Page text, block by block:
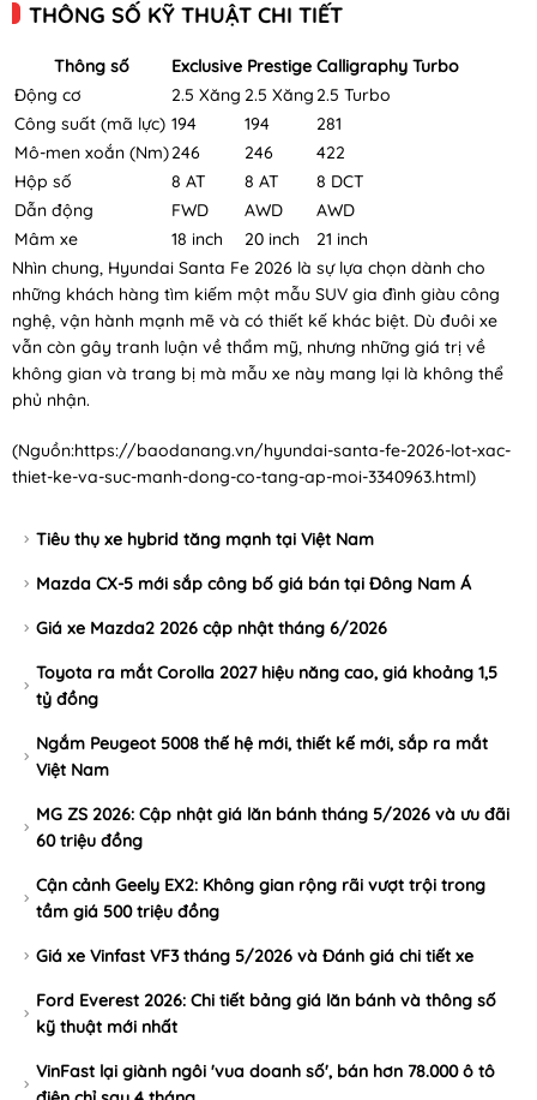
THÔNG SỐ KỸ THUẬT CHI TIẾT
Thông số Exclusive Prestige Calligraphy Turbo
Động cơ
2.5 Xăng 2.5 Xăng 2.5 Turbo
Công suất (mã lực) 194 194
281
Mô-men xoắn (Nm)246 246
422
Hộp số
8 AT 8 AT
8 DCT
Dẫn động
FWD AWD
AWD
Mâm xe
18 inch 20 inch
21 inch
Nhìn chung, Hyundai Santa Fe 2026 là sự lựa chọn dành cho
những khách hàng tìm kiếm một mẫu SUV gia đình giàu công
nghệ, vận hành mạnh mẽ và có thiết kế khác biệt. Dù đuôi xe
vẫn còn gây tranh luận về thẩm mỹ, nhưng những giá trị về
không gian và trang bị mà mẫu xe này mang lại là không thể
phủ nhận.
(Nguồn:https://baodanang.vn/hyundai-santa-fe-2026-lot-xac-
thiet-ke-va-suc-manh-dong-co-tang-ap-moi-3340963.html)
Tiêu thụ xe hybrid tăng mạnh tại Việt Nam
Mazda CX-5 mới sắp công bố giá bán tại Đông Nam Á
Giá xe Mazda2 2026 cập nhật tháng 6/2026
Toyota ra mắt Corolla 2027 hiệu năng cao, giá khoảng 1,5
tỷ đồng
Ngắm Peugeot 5008 thế hệ mới, thiết kế mới, sắp ra mắt
Việt Nam
MG ZS 2026: Cập nhật giá lăn bánh tháng 5/2026 và ưu đãi
60 triệu đồng
Cận cảnh Geely EX2: Không gian rộng rãi vượt trội trong
tầm giá 500 triệu đồng
Giá xe Vinfast VF3 tháng 5/2026 và Đánh giá chi tiết xe
Ford Everest 2026: Chi tiết bảng giá lăn bánh và thông số
kỹ thuật mới nhất
VinFast lại giành ngôi 'vua doanh số', bán hơn 78.000 ô tô